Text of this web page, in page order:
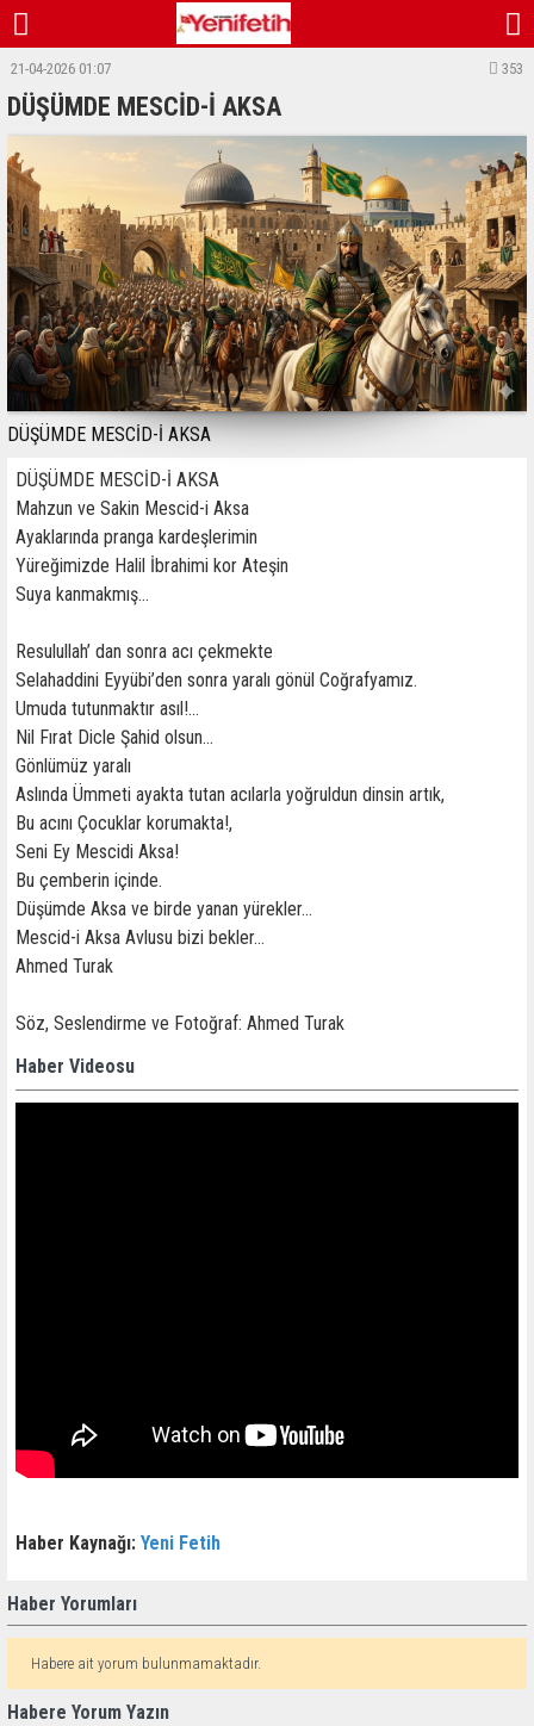
21-04-2026 01:07 353
DÜŞÜMDE MESCİD-İ AKSA
DÜŞÜMDE MESCİD-İ AKSA
DÜŞÜMDE MESCİD-İ AKSA
Mahzun ve Sakin Mescid-i Aksa
Ayaklarında pranga kardeşlerimin
Yüreğimizde Halil İbrahimi kor Ateşin
Suya kanmakmış...
Resulullah’ dan sonra acı çekmekte
Selahaddini Eyyübi’den sonra yaralı gönül Coğrafyamız.
Umuda tutunmaktır asıl!...
Nil Fırat Dicle Şahid olsun...
Gönlümüz yaralı
Aslında Ümmeti ayakta tutan acılarla yoğruldun dinsin artık,
Bu acını Çocuklar korumakta!,
Seni Ey Mescidi Aksa!
Bu çemberin içinde.
Düşümde Aksa ve birde yanan yürekler...
Mescid-i Aksa Avlusu bizi bekler...
Ahmed Turak
Söz, Seslendirme ve Fotoğraf: Ahmed Turak
Haber Videosu
Haber Kaynağı: Yeni Fetih
Haber Yorumları
Habere ait yorum bulunmamaktadır.
Habere Yorum Yazın